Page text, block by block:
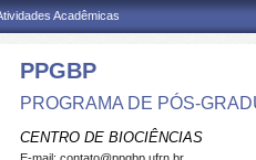
Acadêmicas
PPGBP
PROGRAMA DE PÓS-
CENTRO DE BIOCIÊNCIAS